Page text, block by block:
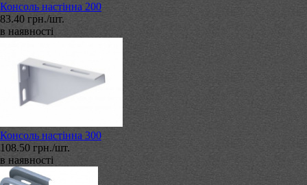
Консоль настінна 200
83.40 грн./шт.
в наявності
Консоль настінна 300
108.50 грн./шт.
в наявності